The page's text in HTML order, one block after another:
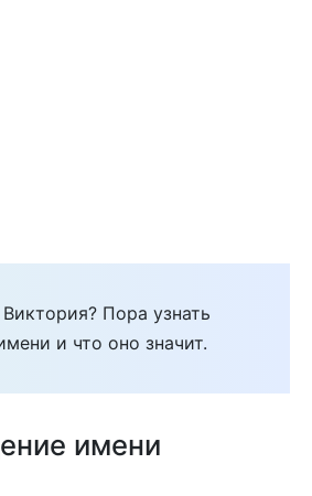
Пора узнать
и что оно значит.
имени